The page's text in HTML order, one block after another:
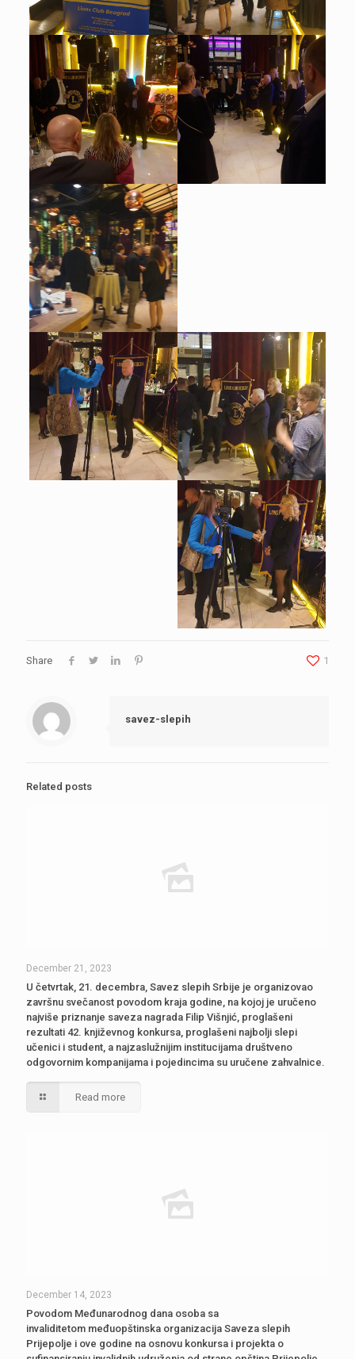
Share 1
savez-slepih
Related posts
December 21, 2023
U četvrtak, 21. decembra, Savez slepih Srbije je organizovao
završnu svečanost povodom kraja godine, na kojoj je uručeno
najviše priznanje saveza nagrada Filip Višnjić, proglašeni
rezultati 42. književnog konkursa, proglašeni najbolji slepi
učenici i student, a najzaslužnijim institucijama društveno
odgovornim kompanijama i pojedincima su uručene zahvalnice.
Read more
December 14, 2023
Povodom Međunarodnog dana osoba sa
invaliditetom međuopštinska organizacija Saveza slepih
Prijepolje i ove godine na osnovu konkursa i projekta o